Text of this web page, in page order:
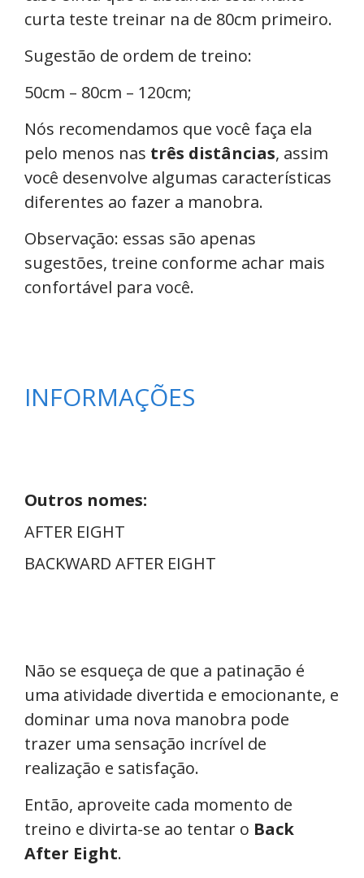
curta teste treinar na de 80cm primeiro.
Sugestão de ordem de treino:
50cm – 80cm – 120cm;
Nós recomendamos que você faça ela
pelo menos nas três distâncias, assim
você desenvolve algumas características
diferentes ao fazer a manobra.
Observação: essas são apenas
sugestões, treine conforme achar mais
confortável para você.
INFORMAÇÕES
Outros nomes:
AFTER EIGHT
BACKWARD AFTER EIGHT
Não se esqueça de que a patinação é
uma atividade divertida e emocionante, e
dominar uma nova manobra pode
trazer uma sensação incrível de
realização e satisfação.
Então, aproveite cada momento de
treino e divirta-se ao tentar o Back
After Eight.